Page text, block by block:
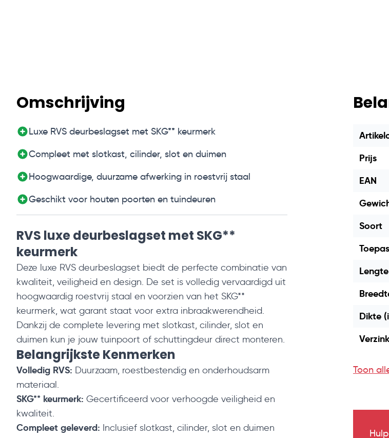
Omschrijving
Luxe RVS deurbeslagset met SKG** keurmerk
Compleet met slotkast, cilinder, slot en duimen
Hoogwaardige, duurzame afwerking in roestvrij staal
Geschikt voor houten poorten en tuindeuren
RVS luxe deurbeslagset met SKG**
keurmerk
Deze luxe RVS deurbeslagset biedt de perfecte combinatie van
kwaliteit, veiligheid en design. De set is volledig vervaardigd uit
hoogwaardig roestvrij staal en voorzien van het SKG**
keurmerk, wat garant staat voor extra inbraakwerendheid.
Dankzij de complete levering met slotkast, cilinder, slot en
duimen kun je jouw tuinpoort of schuttingdeur direct monteren.
Belangrijkste Kenmerken
Volledig RVS: Duurzaam, roestbestendig en onderhoudsarm
materiaal.
SKG** keurmerk: Gecertificeerd voor verhoogde veiligheid en
kwaliteit.
Compleet geleverd: Inclusief slotkast, cilinder, slot en duimen
Prijs
EAN
Soort
Dikte
Toon